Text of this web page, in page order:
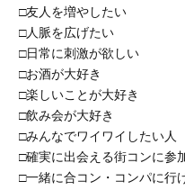
□友人を増やしたい
□人脈を広げたい
□日常に刺激が欲しい
□お酒が大好き
□楽しいことが大好き
□飲み会が大好き
□みんなでワイワイしたい人
□確実に出会える街コンに参
□一緒に合コン・コンパに行